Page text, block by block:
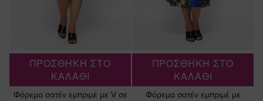
ΠΡΟΣΘΗΚΗ ΣΤΟ
ΚΑΛΑΘΙ
Φόρεμα σατέν εμπριμέ με V σε
ΠΡΟΣΘΗΚΗ ΣΤΟ
ΚΑΛΑΘΙ
Φόρεμα σατέν εμπριμέ με